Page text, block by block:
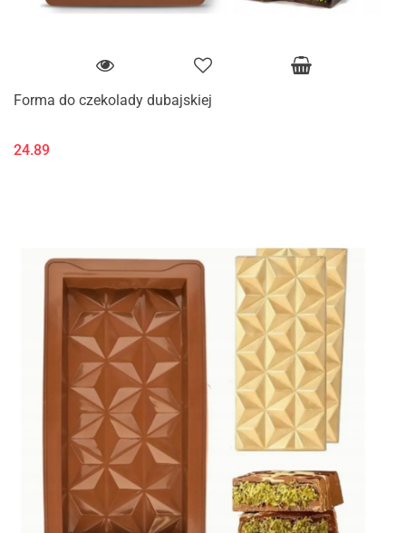
Forma do czekolady dubajskiej
24.89